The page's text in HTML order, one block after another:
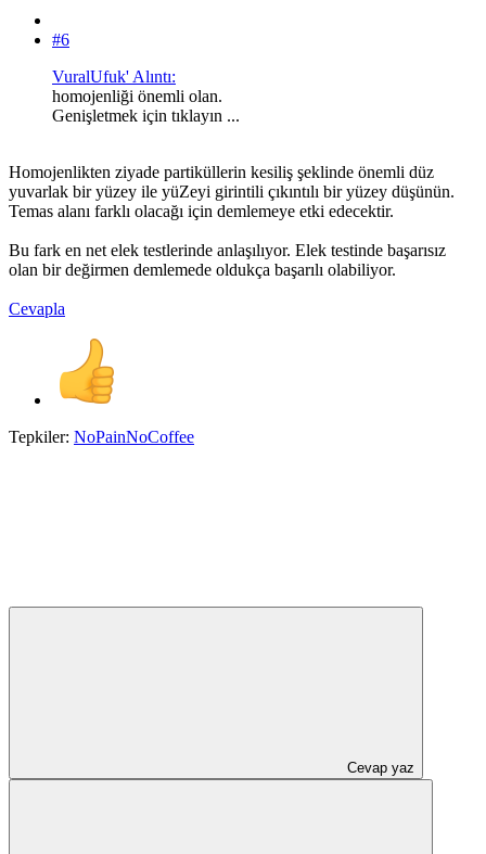
#6
VuralUfuk' Alıntı:
homojenliği önemli olan.
Genişletmek için tıklayın ...
Homojenlikten ziyade partiküllerin kesiliş şeklinde önemli düz
yuvarlak bir yüzey ile yüZeyi girintili çıkıntılı bir yüzey düşünün.
Temas alanı farklı olacağı için demlemeye etki edecektir.
Bu fark en net elek testlerinde anlaşılıyor. Elek testinde başarısız
olan bir değirmen demlemede oldukça başarılı olabiliyor.
Cevapla
Tepkiler: NoPainNoCoffee
Cevap yaz